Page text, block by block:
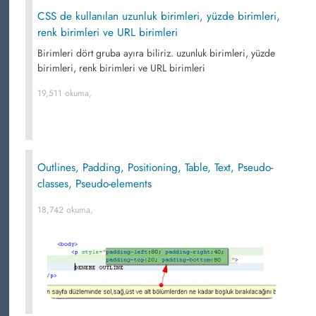
CSS de kullanılan uzunluk birimleri, yüzde birimleri,
renk birimleri ve URL birimleri
Birimleri dört gruba ayıra biliriz. uzunluk birimleri, yüzde
birimleri, renk birimleri ve URL birimleri
19,511 okuma,
Outlines, Padding, Positioning, Table, Text, Pseudo-
classes, Pseudo-elements
18,742 okuma,